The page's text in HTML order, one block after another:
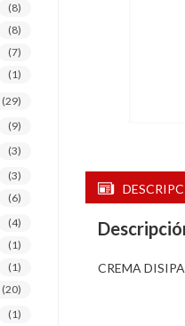
CREMA
(8)
(8)
(7)
(1)
(29)
(9)
(3)
(3)
(6)
(4)
(1)
(1)
(20)
(1)